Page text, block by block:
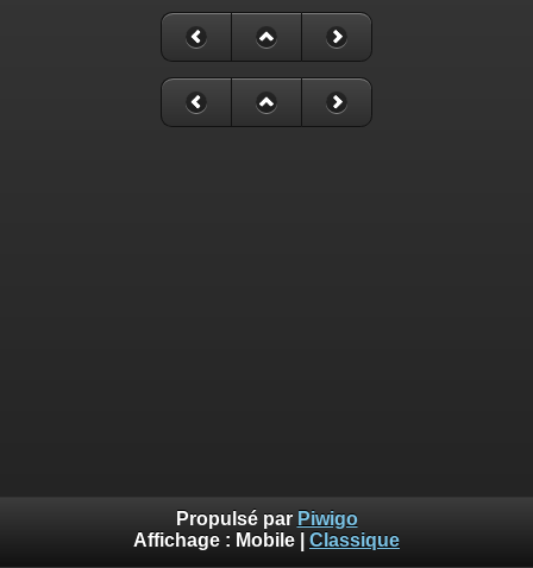
Propulsé par Piwigo
Affichage : Mobile Classique